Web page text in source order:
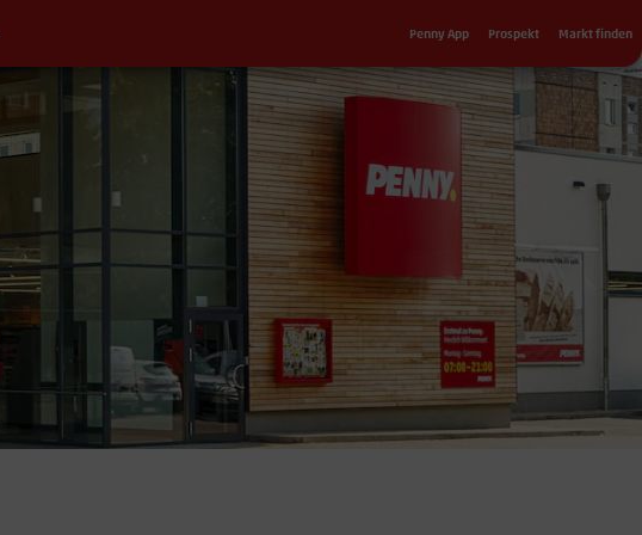
Sekundärnavigation
Penny App Prospekt Markt finden